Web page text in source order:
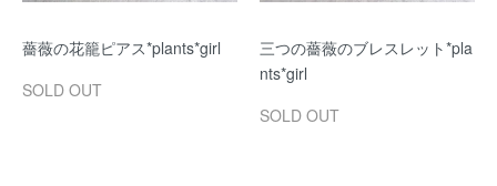
薔薇の花籠ピアス*plants*girl
SOLD OUT
三つの薔薇のブレスレット*pla
nts*girl
SOLD OUT